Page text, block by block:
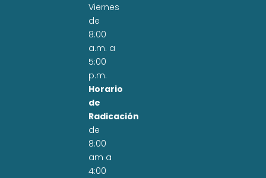
Viernes
de
8:00
a.m. a
5:00
p.m.
Horario
de
Radicación
de
8:00
am a
4:00